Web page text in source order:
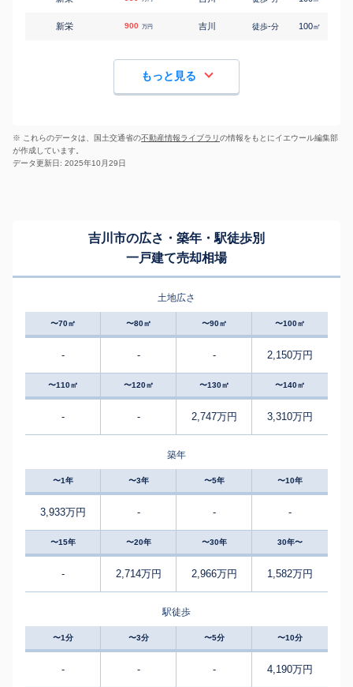
新栄 900 万円 吉川 徒歩-分 100㎡
もっと見る
※ これらのデータは、国土交通省の不動産情報ライブラリの情報をもとにイエウール編集部
が作成しています。
データ更新日: 2025年10月29日
吉川市の広さ・築年・駅徒歩別
一戸建て売却相場
土地広さ
〜70㎡ 〜80㎡ 〜90㎡ 〜100㎡
- - - 2,150万円
〜110㎡ 〜120㎡ 〜130㎡ 〜140㎡
- - 2,747万円 3,310万円
築年
〜1年 〜3年 〜5年 〜10年
3,933万円 - - -
〜15年 〜20年 〜30年 30年〜
- 2,714万円 2,966万円 1,582万円
駅徒歩
〜1分 〜3分 〜5分 〜10分
- - - 4,190万円